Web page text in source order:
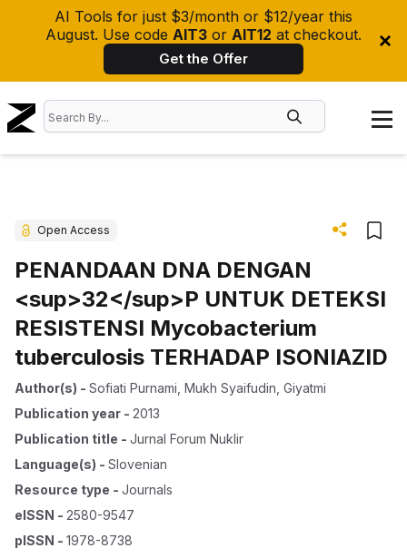
AI Tools for just $3/month or $12/year this
August. Use code AIT3 or AIT12 at checkout.
Get the Offer
Open Access
PENANDAAN DNA DENGAN
<sup>32</sup>P UNTUK DETEKSI
RESISTENSI Mycobacterium
tuberculosis TERHADAP ISONIAZID
Author(s) - Sofiati Purnami Mukh Syaifudin Giyatmi
Publication year - 2013
Publication title - Jurnal Forum Nuklir
Language(s) - Slovenian
Resource type - Journals
eISSN - 2580-9547
pISSN - 1978-8738